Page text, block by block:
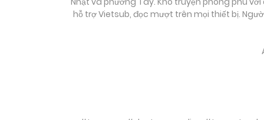
hỗ trợ Vietsub, đọc mượt trên mọi thiết bị.